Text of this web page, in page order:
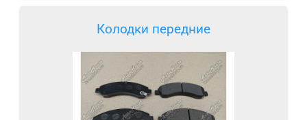
Колодки передние